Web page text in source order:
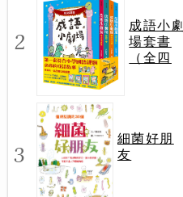
2
成語小劇
場套書
（全四
3
細菌好朋
友